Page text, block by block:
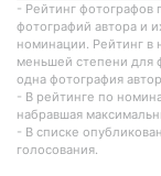
- Рейтинг фотографов
фотографий автора и
номинации. Рейтинг в
меньшей степени для
одна фотография
- В рейтинге по
набравшая
- В списке
голосования.